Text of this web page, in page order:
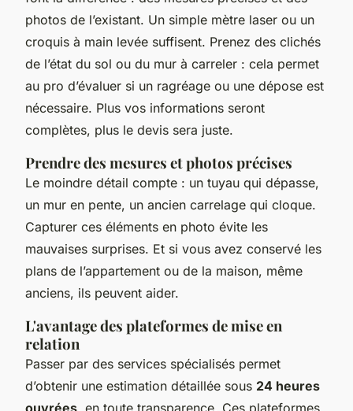
photos de l’existant. Un simple mètre laser ou un
croquis à main levée suffisent. Prenez des clichés
de l’état du sol ou du mur à carreler : cela permet
au pro d’évaluer si un ragréage ou une dépose est
nécessaire. Plus vos informations seront
complètes, plus le devis sera juste.
Prendre des mesures et photos précises
Le moindre détail compte : un tuyau qui dépasse,
un mur en pente, un ancien carrelage qui cloque.
Capturer ces éléments en photo évite les
mauvaises surprises. Et si vous avez conservé les
plans de l’appartement ou de la maison, même
anciens, ils peuvent aider.
L'avantage des plateformes de mise en
relation
Passer par des services spécialisés permet
d’obtenir une estimation détaillée sous 24 heures
ouvrées, en toute transparence. Ces plateformes